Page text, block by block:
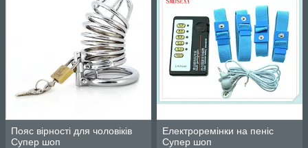
Пояс вірності для чоловіків
Супер шоп
Електроремінки на пеніс
Супер шоп